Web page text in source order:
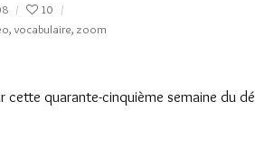
10
,vocabulaire, zoom
quarante-cinquième semaine du